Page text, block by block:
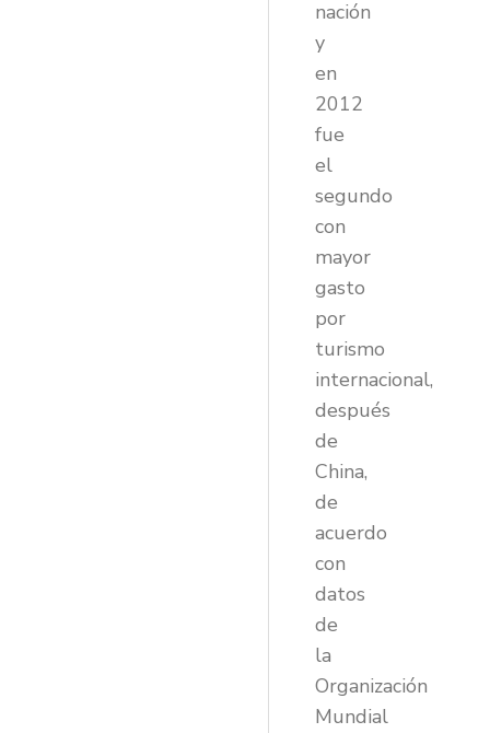
nación
y
en
2012
fue
el
segundo
con
mayor
gasto
por
turismo
internacional,
después
de
China,
de
acuerdo
con
datos
de
la
Organización
Mundial